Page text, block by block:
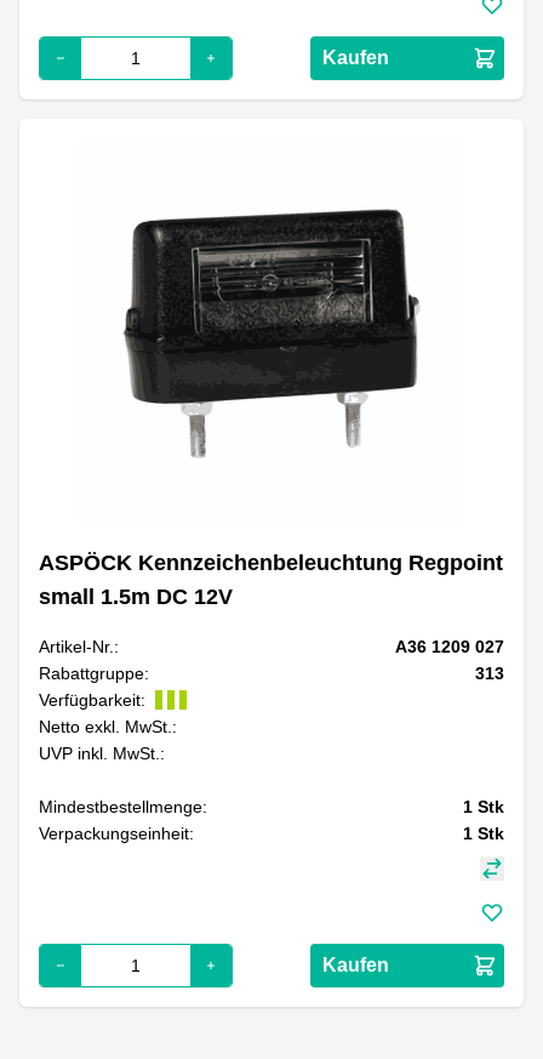
Kaufen
ASPÖCK Kennzeichenbeleuchtung Regpoint
small 1.5m DC 12V
Artikel-Nr.:
A36 1209 027
Rabattgruppe:
313
Verfügbarkeit:
Netto exkl. MwSt.:
UVP inkl. MwSt.:
Mindestbestellmenge: 1 Stk
Verpackungseinheit:
1 Stk
Kaufen